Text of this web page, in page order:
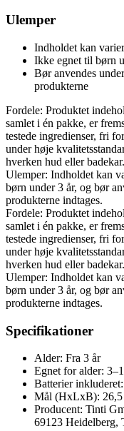
Ulemper
Indholdet kan
Ikke egnet til børn
Bør anvendes
produkterne
Fordele: Produktet
samlet i én pakke, er
testede ingredienser, fri
under høje
hverken hud eller badekar.
Ulemper: Indholdet kan
børn under 3 år, og bør
produkterne indtages.
Fordele: Produktet
samlet i én pakke, er
testede ingredienser, fri
under høje
hverken hud eller badekar.
Ulemper: Indholdet kan
børn under 3 år, og bør
produkterne indtages.
Specifikationer
Alder: Fra 3 år
Egnet for alder:
Batterier
Mål (HxLxB): 26,5
Producent: Tinti
69123 Heidelberg,